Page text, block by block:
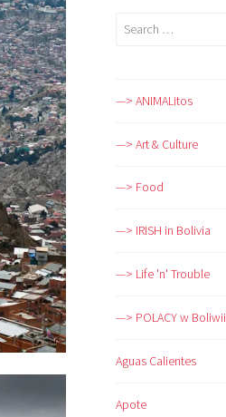
Search
—> ANIMALitos
—> Art & Culture
—> Food
—> IRISH in Bolivia
—> Life 'n' Trouble
—> POLACY w Boliwii
Aguas Calientes
Apote